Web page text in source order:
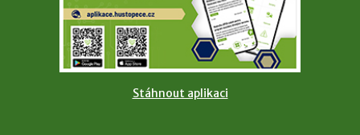
Stáhnout aplikaci